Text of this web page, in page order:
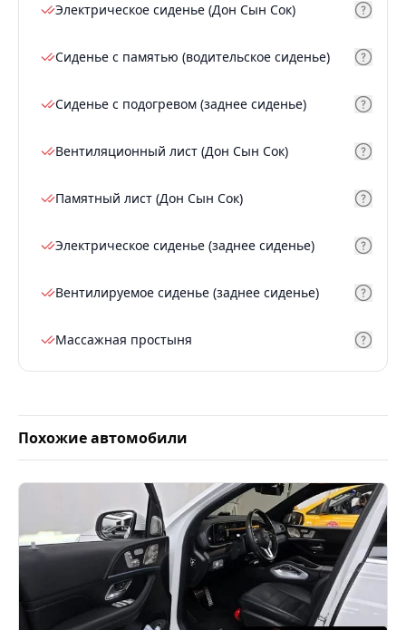
Электрическое сиденье (Дон Сын Сок)
Сиденье с памятью (водительское сиденье)
Сиденье с подогревом (заднее сиденье)
Вентиляционный лист (Дон Сын Сок)
Памятный лист (Дон Сын Сок)
Электрическое сиденье (заднее сиденье)
Вентилируемое сиденье (заднее сиденье)
Массажная простыня
Похожие автомобили